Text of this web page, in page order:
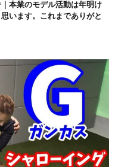
本業のモデル活動は年明け
います。これまでありがと